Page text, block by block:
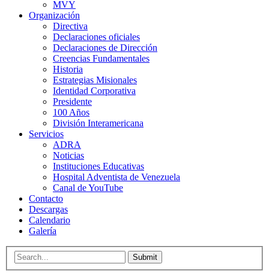
MVY
Organización
Directiva
Declaraciones oficiales
Declaraciones de Dirección
Creencias Fundamentales
Historia
Estrategias Misionales
Identidad Corporativa
Presidente
100 Años
División Interamericana
Servicios
ADRA
Noticias
Instituciones Educativas
Hospital Adventista de Venezuela
Canal de YouTube
Contacto
Descargas
Calendario
Galería
Submit